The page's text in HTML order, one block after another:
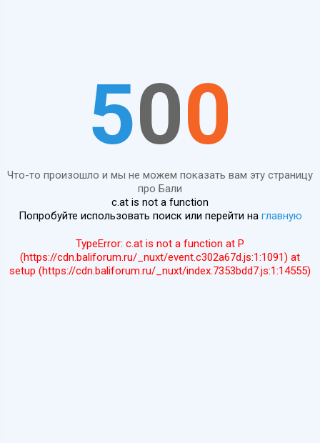
500
Что-то произошло и мы не можем показать вам эту страницу
про Бали
c.at is not a function
Попробуйте использовать поиск или перейти на главную
TypeError: c.at is not a function at P
(https://cdn.baliforum.ru/_nuxt/event.c302a67d.js:1:1091) at
setup (https://cdn.baliforum.ru/_nuxt/index.7353bdd7.js:1:14555)